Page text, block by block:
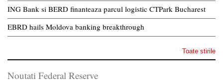
ING Bank si BERD finanteaza parcul logistic CTPark Bucharest
EBRD hails Moldova banking breakthrough
Toate stirile
Noutati Federal Reserve